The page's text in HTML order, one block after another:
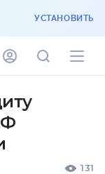
УСТАНОВИТЬ
131